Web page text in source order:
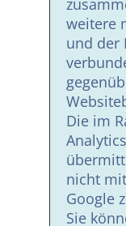
weitere
und der
Die im
nicht
Google
Sie